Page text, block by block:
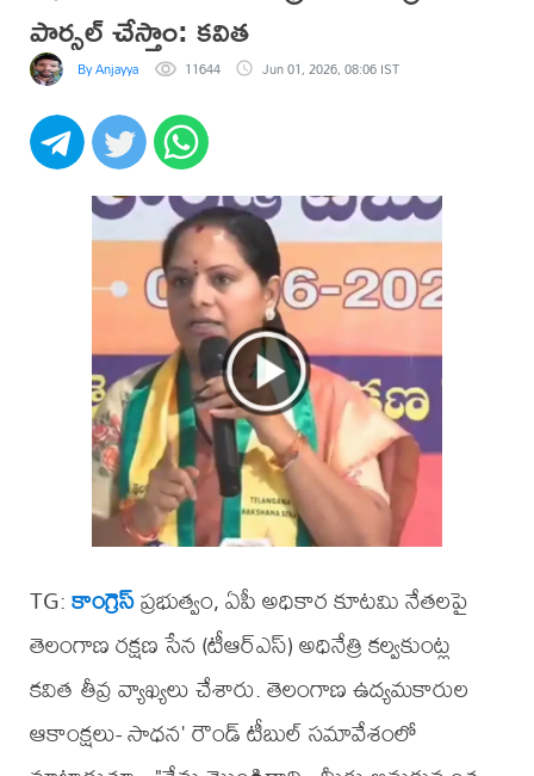
పార్సల్ చేస్తాం: కవిత
By Anjayya 11644 Jun 01, 2026, 08:06 IST
TG:కాంగ్రెస్ప్రభుత్వం, ఏపీ అధికార కూటమి నేతలపై
తెలంగాణ రక్షణ సేన (టీఆర్ఎస్) అధినేత్రి కల్వకుంట్ల
కవిత తీవ్ర వ్యాఖ్యలు చేశారు. తెలంగాణ ఉద్యమకారుల
ఆకాంక్షలు- సాధన' రౌండ్ టీబుల్ సమావేశంలో